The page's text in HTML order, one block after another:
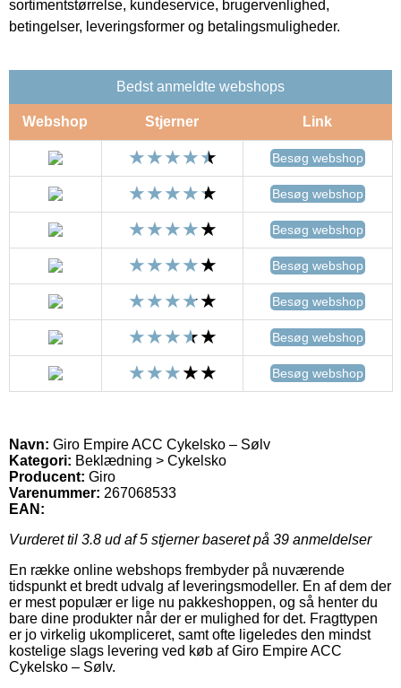
sortimentstørrelse, kundeservice, brugervenlighed,
betingelser, leveringsformer og betalingsmuligheder.
Bedst anmeldte webshops
Webshop Stjerner Link
Besøg webshop
Besøg webshop
Besøg webshop
Besøg webshop
Besøg webshop
Besøg webshop
Besøg webshop
Navn: Giro Empire ACC Cykelsko – Sølv
Kategori: Beklædning > Cykelsko
Producent: Giro
Varenummer: 267068533
EAN:
Vurderet til 3.8 ud af 5 stjerner baseret på 39 anmeldelser
En række online webshops frembyder på nuværende
tidspunkt et bredt udvalg af leveringsmodeller. En af dem der
er mest populær er lige nu pakkeshoppen, og så henter du
bare dine produkter når der er mulighed for det. Fragttypen
er jo virkelig ukompliceret, samt ofte ligeledes den mindst
kostelige slags levering ved køb af Giro Empire ACC
Cykelsko – Sølv.